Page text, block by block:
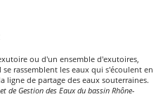
ou d'un ensemble d'exutoires,
rassemblent les eaux qui s'écoulent en
ligne de partage des eaux souterraines.
de Gestion des Eaux du bassin Rhône-